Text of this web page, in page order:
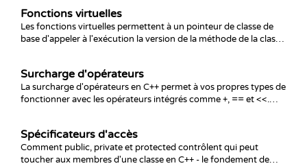
Fonctions virtuelles
Les fonctions virtuelles permettent à un pointeur de classe de
base d'appeler à l'exécution la version de la méthode de la classe
Surcharge d'opérateurs
La surcharge d'opérateurs en C++ permet à vos propres types de
fonctionner avec les opérateurs intégrés comme +, == et <<.
et les pièges autour des types de retour et de l'opérateur
d'affectation.
Spécificateurs d'accès
Comment public, private et protected contrôlent qui peut
toucher aux membres d'une classe en C++ - le fondement de